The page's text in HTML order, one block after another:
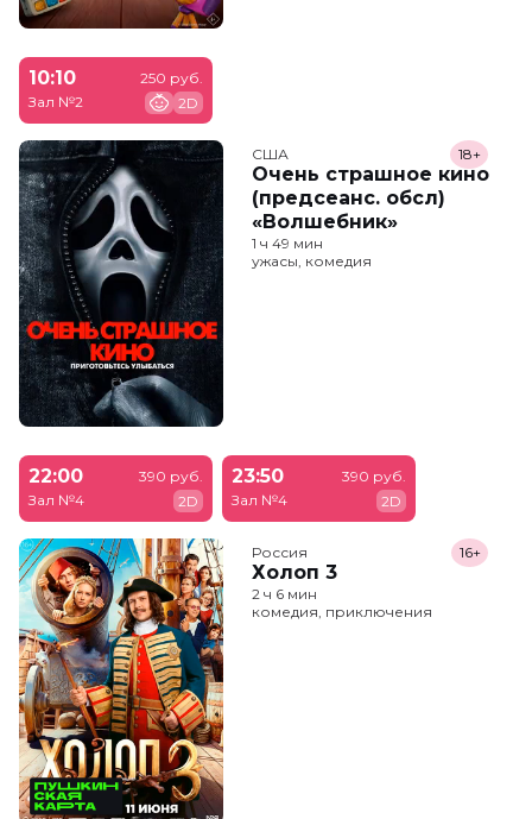
10:10
Зал №2
250 руб.
2D
США
Очень страшное кино
(предсеанс. обсл)
«Волшебник»
18+
1 ч 49 мин
ужасы, комедия
22:00
Зал №4
390 руб.
2D
23:50
Зал №4
390 руб.
2D
Россия
Холоп 3
16+
2 ч 6 мин
комедия, приключения